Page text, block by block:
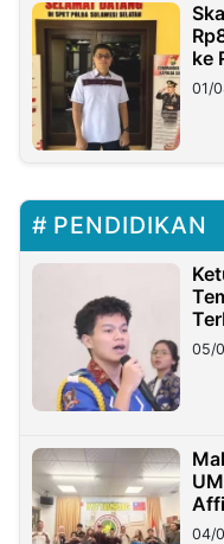
ke
01/
PENDIDIKAN
05/
04/